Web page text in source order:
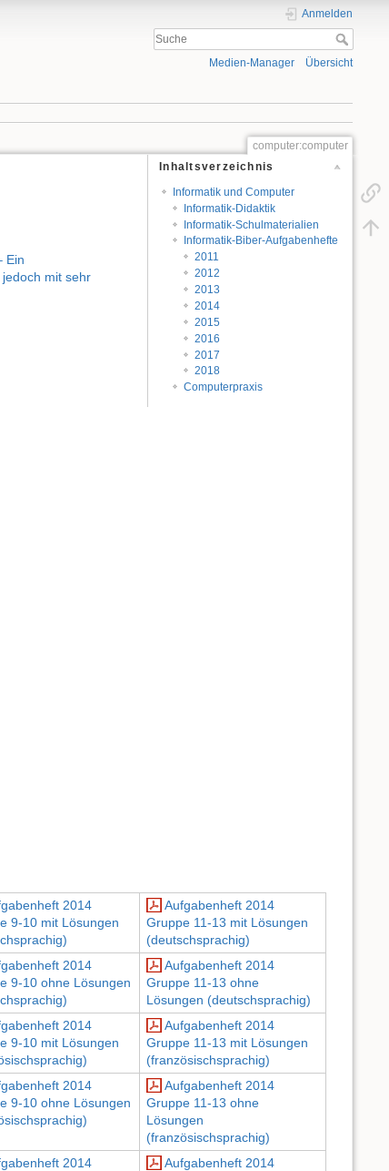
Anmelden
Medien-Manager Übersicht
computer:computer
Inhaltsverzeichnis
Informatik und Computer
Informatik-Didaktik
Informatik-Schulmaterialien
Informatik-Biber-Aufgabenhefte
2011
2012
2013
2014
2015
2016
2017
2018
Computerpraxis
Ein
mit sehr
2014
9-10 mit Lösungen
Aufgabenheft 2014
Gruppe 11-13 mit Lösungen
(deutschsprachig)
2014
9-10 ohne Lösungen
Aufgabenheft 2014
Gruppe 11-13 ohne
Lösungen (deutschsprachig)
2014
9-10 mit Lösungen
Aufgabenheft 2014
Gruppe 11-13 mit Lösungen
(französischsprachig)
2014
9-10 ohne Lösungen
Aufgabenheft 2014
Gruppe 11-13 ohne
Lösungen
(französischsprachig)
2014
Aufgabenheft 2014